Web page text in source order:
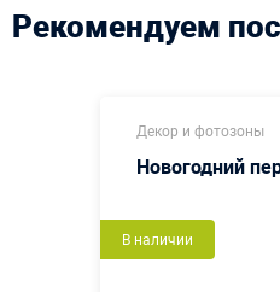
Рекомендуем
Декор и фотозоны
Новогодний
В наличии